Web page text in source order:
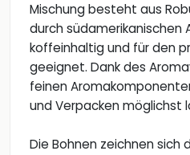
Mischung besteht aus
durch südamerikanischen
koffeinhaltig und für den
geeignet. Dank des
feinen
und Verpacken möglichst
Die Bohnen zeichnen sich